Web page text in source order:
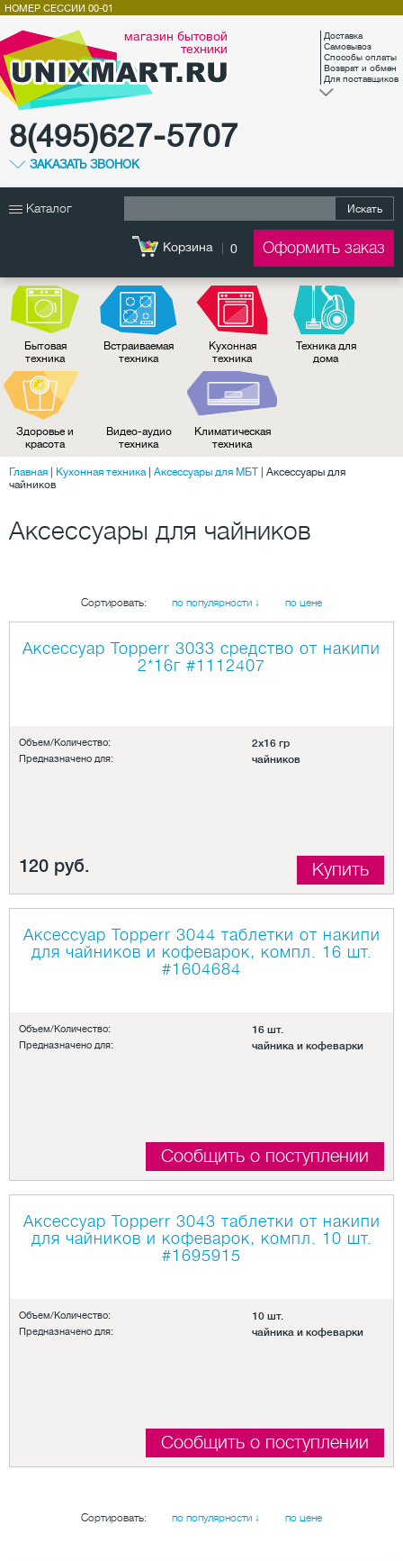
магазин бытовой
техники
8(495)627-5707
ЗАКАЗАТЬ ЗВОНОК
Доставка
Самовывоз
Способы оплаты
Возврат и обмен
Для поставщиков
НОМЕР СЕССИИ 00-01
Каталог Искать
Корзина 0 Оформить заказ
Бытовая
техника
Встраиваемая
техника
Кухонная
техника
Техника для
дома
Здоровье и
красота
Видео-аудио
техника
Климатическая
техника
Главная Кухонная техника| Аксессуары для МБТ
Аксессуары для
чайников
Аксессуары для чайников
Сортировать: по популярности ↓ по цене
Аксессуар Topperr 3033 средство от накипи
2*16г #1112407
Объем/Количество: 2х16 гр
Предназначено для: чайников
120 руб. Купить
Аксессуар Topperr 3044 таблетки от накипи
для чайников и кофеварок, компл. 16 шт.
#1604684
Объем/Количество: 16 шт.
Предназначено для: чайника и кофеварки
Сообщить о поступлении
Аксессуар Topperr 3043 таблетки от накипи
для чайников и кофеварок, компл. 10 шт.
#1695915
Объем/Количество: 10 шт.
Предназначено для: чайника и кофеварки
Сообщить о поступлении
Сортировать: по популярности ↓ по цене